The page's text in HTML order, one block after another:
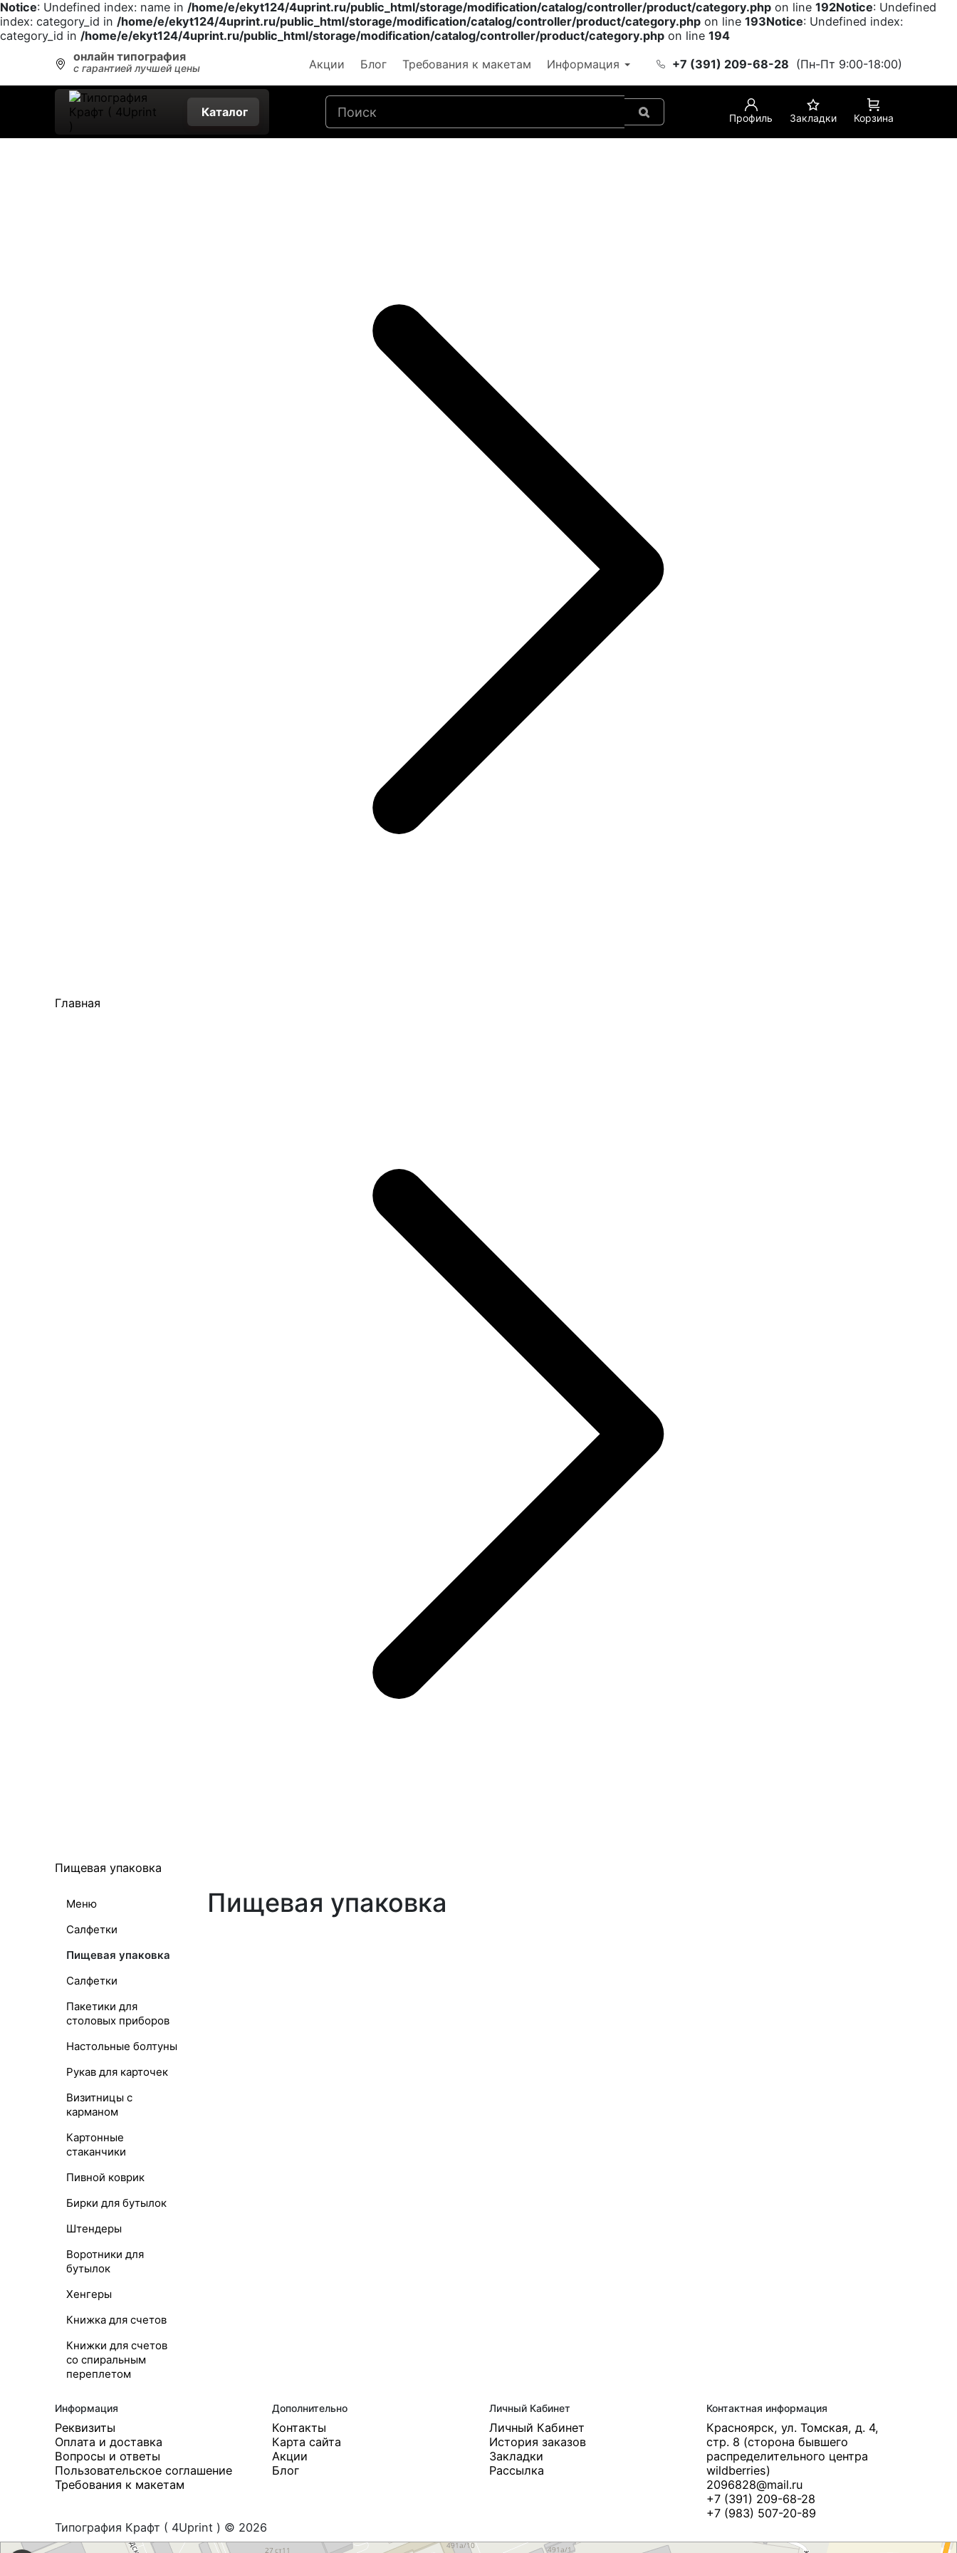
Notice: Undefined index: name in /home/e/ekyt124/4uprint.ru/public_html/storage/modification/catalog/controller/product/category.php on line 192Notice: Undefined
index: category_id in /home/e/ekyt124/4uprint.ru/public_html/storage/modification/catalog/controller/product/category.php on line 193Notice: Undefined index:
category_id in /home/e/ekyt124/4uprint.ru/public_html/storage/modification/catalog/controller/product/category.php on line 194
онлайн типография
с гарантией лучшей цены Акции Блог Требования к макетам Информация +7 (391) 209-68-28 (Пн-Пт 9:00-18:00)
Каталог Профиль Закладки Корзина
Главная
Пищевая упаковка
Меню
Салфетки
Пищевая упаковка
Салфетки
Пакетики для
столовых приборов
Настольные болтуны
Рукав для карточек
Визитницы с
карманом
Картонные
стаканчики
Пивной коврик
Бирки для бутылок
Штендеры
Воротники для
бутылок
Хенгеры
Книжка для счетов
Книжки для счетов
со спиральным
переплетом
Пищевая упаковка
Информация
Реквизиты
Оплата и доставка
Вопросы и ответы
Пользовательское соглашение
Требования к макетам
Дополнительно
Контакты
Карта сайта
Акции
Блог
Личный Кабинет
Личный Кабинет
История заказов
Закладки
Рассылка
Контактная информация
Красноярск, ул. Томская, д. 4,
стр. 8 (сторона бывшего
распределительного центра
wildberries)
2096828@mail.ru
+7 (391) 209-68-28
+7 (983) 507-20-89
Типография Крафт ( 4Uprint ) © 2026